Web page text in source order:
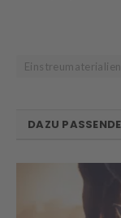
Einstreumaterialien
DAZU